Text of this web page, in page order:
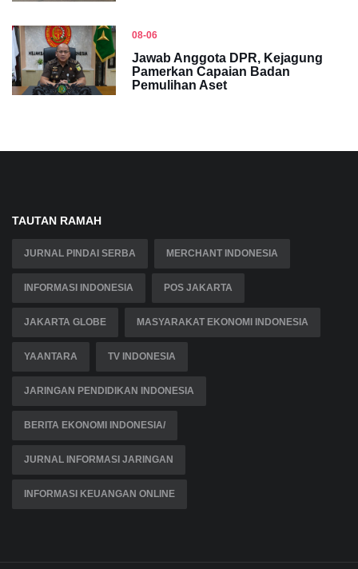
08-06
Jawab Anggota DPR, Kejagung
Pamerkan Capaian Badan
Pemulihan Aset
TAUTAN RAMAH
JURNAL PINDAI SERBA MERCHANT INDONESIA
INFORMASI INDONESIA POS JAKARTA
JAKARTA GLOBE MASYARAKAT EKONOMI INDONESIA
YAANTARA TV INDONESIA
JARINGAN PENDIDIKAN INDONESIA
BERITA EKONOMI INDONESIA/
JURNAL INFORMASI JARINGAN
INFORMASI KEUANGAN ONLINE